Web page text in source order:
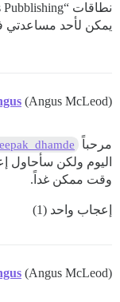
يمكن لأحد مساعدتي
(Angus McLeod)
مرحباً
اليوم ولكن سأحاول
وقت ممكن غداً.
إعجاب واحد (1)
(Angus McLeod)